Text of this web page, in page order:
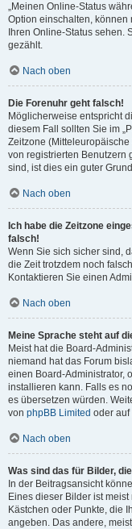
„Meinen Online-Status
Option einschalten, können
Ihren Online-Status
gezählt.
Nach oben
Die Forenuhr geht falsch!
Möglicherweise entspricht
diesem Fall sollten Sie im
Zeitzone
von registrierten Benutzern
sind, ist dies ein guter
Nach oben
Ich habe die Zeitzone
falsch!
Wenn Sie sich sicher sind,
die Zeit trotzdem noch
Kontaktieren Sie einen
Nach oben
Meine Sprache steht auf
Meist hat die Board-
niemand hat das Forum
einen Board-Administrator,
installieren kann. Falls es
es übersetzen würden.
von phpBB Limited oder auf
Nach oben
Was sind das für Bilder,
In der Beitragsansicht
Eines dieser Bilder ist
Kästchen oder Punkte, die
angeben. Das andere,